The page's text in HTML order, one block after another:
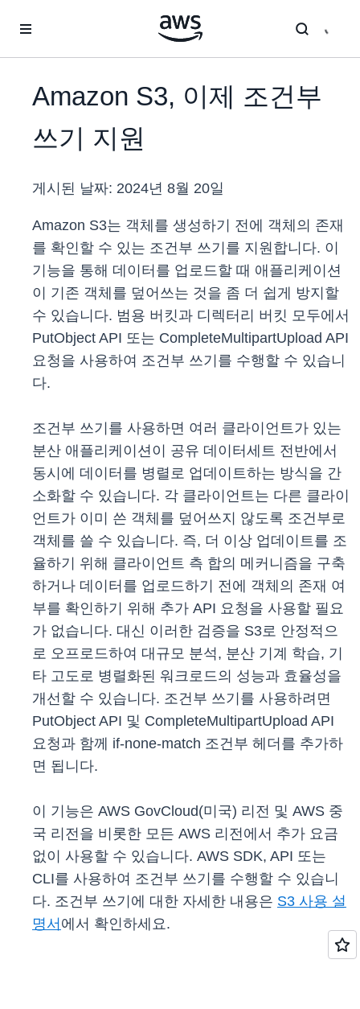
Amazon S3, 이제 조건부
쓰기 지원
게시된 날짜: 2024년 8월 20일
Amazon S3는 객체를 생성하기 전에 객체의 존재
를 확인할 수 있는 조건부 쓰기를 지원합니다. 이
기능을 통해 데이터를 업로드할 때 애플리케이션
이 기존 객체를 덮어쓰는 것을 좀 더 쉽게 방지할
수 있습니다. 범용 버킷과 디렉터리 버킷 모두에서
PutObject API 또는 CompleteMultipartUpload API
요청을 사용하여 조건부 쓰기를 수행할 수 있습니
다.
조건부 쓰기를 사용하면 여러 클라이언트가 있는
분산 애플리케이션이 공유 데이터세트 전반에서
동시에 데이터를 병렬로 업데이트하는 방식을 간
소화할 수 있습니다. 각 클라이언트는 다른 클라이
언트가 이미 쓴 객체를 덮어쓰지 않도록 조건부로
객체를 쓸 수 있습니다. 즉, 더 이상 업데이트를 조
율하기 위해 클라이언트 측 합의 메커니즘을 구축
하거나 데이터를 업로드하기 전에 객체의 존재 여
부를 확인하기 위해 추가 API 요청을 사용할 필요
가 없습니다. 대신 이러한 검증을 S3로 안정적으
로 오프로드하여 대규모 분석, 분산 기계 학습, 기
타 고도로 병렬화된 워크로드의 성능과 효율성을
개선할 수 있습니다. 조건부 쓰기를 사용하려면
PutObject API 및 CompleteMultipartUpload API
요청과 함께 if-none-match 조건부 헤더를 추가하
면 됩니다.
이 기능은 AWS GovCloud(미국) 리전 및 AWS 중
국 리전을 비롯한 모든 AWS 리전에서 추가 요금
없이 사용할 수 있습니다. AWS SDK, API 또는
CLI를 사용하여 조건부 쓰기를 수행할 수 있습니
다. 조건부 쓰기에 대한 자세한 내용은 S3 사용 설
명서 에서 확인하세요.